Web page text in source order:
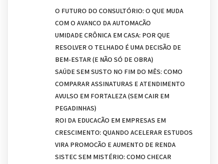
O FUTURO DO CONSULTÓRIO: O QUE MUDA
COM O AVANÇO DA AUTOMAÇÃO
UMIDADE CRÔNICA EM CASA: POR QUE
RESOLVER O TELHADO É UMA DECISÃO DE
BEM-ESTAR (E NÃO SÓ DE OBRA)
SAÚDE SEM SUSTO NO FIM DO MÊS: COMO
COMPARAR ASSINATURAS E ATENDIMENTO
AVULSO EM FORTALEZA (SEM CAIR EM
PEGADINHAS)
ROI DA EDUCAÇÃO EM EMPRESAS EM
CRESCIMENTO: QUANDO ACELERAR ESTUDOS
VIRA PROMOÇÃO E AUMENTO DE RENDA
SISTEC SEM MISTÉRIO: COMO CHECAR